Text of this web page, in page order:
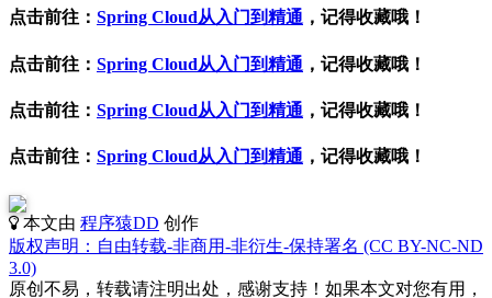
点击前往： Spring Cloud从入门到精通 ，记得收藏哦！
点击前往： Spring Cloud从入门到精通 ，记得收藏哦！
点击前往： Spring Cloud从入门到精通 ，记得收藏哦！
点击前往： Spring Cloud从入门到精通 ，记得收藏哦！
本文由 程序猿DD 创作
版权声明：自由转载-非商用-非衍生-保持署名 (CC BY-NC-ND
3.0)
原创不易，转载请注明出处，感谢支持！如果本文对您有用，